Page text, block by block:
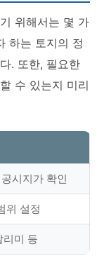
위해서는 몇 가
하는 토지의 정
. 또한, 필요한
수 있는지 미리
시지가 확인
위 설정
리미 등